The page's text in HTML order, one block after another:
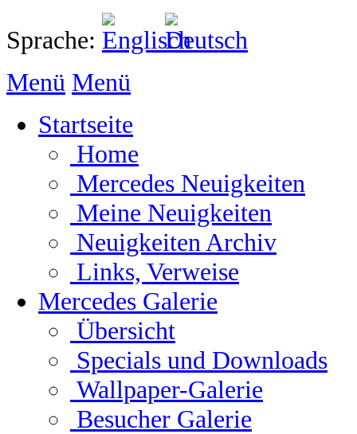
Sprache:
Menü Menü
Startseite
Home
Mercedes Neuigkeiten
Meine Neuigkeiten
Neuigkeiten Archiv
Links, Verweise
Mercedes Galerie
Übersicht
Specials und Downloads
Wallpaper-Galerie
Besucher Galerie